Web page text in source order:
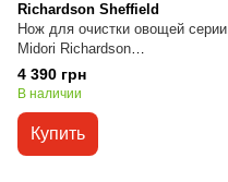
Richardson Sheffield
Нож для очистки овощей серии
Midori Richardson
R11012P130117
4 390 грн
В наличии
Купить